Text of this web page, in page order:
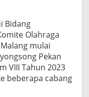
Bidang
Olahraga
mulai
Pekan
VIII Tahun 2023
beberapa cabang